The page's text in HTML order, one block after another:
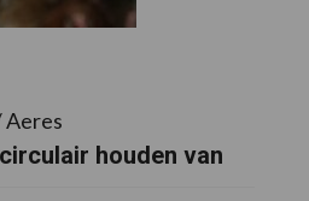
Aeres
houden van